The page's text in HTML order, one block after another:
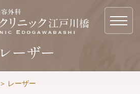
レーザー
レーザー